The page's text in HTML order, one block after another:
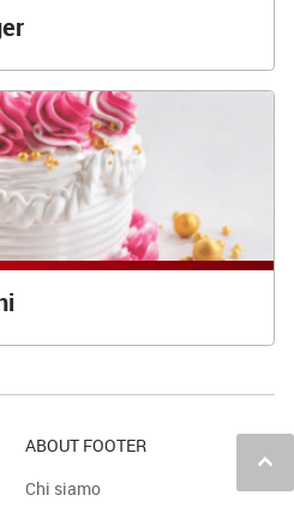
keyboard_arrow_up
ABOUT FOOTER
Chi siamo